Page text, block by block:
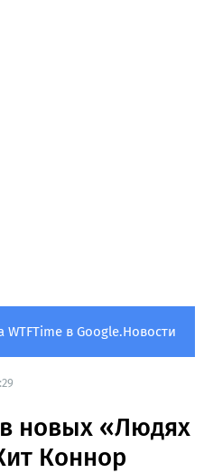
в Google.Новости
новых «Людях
Коннор